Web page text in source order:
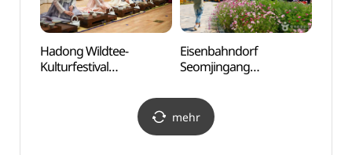
Hadong Wildtee-
Kulturfestival
Eisenbahndorf
Seomjingang
mehr